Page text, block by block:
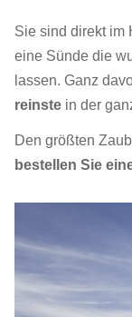
Sie sind direkt im
eine Sünde die
lassen. Ganz
reinste in der
Den größten
bestellen Sie